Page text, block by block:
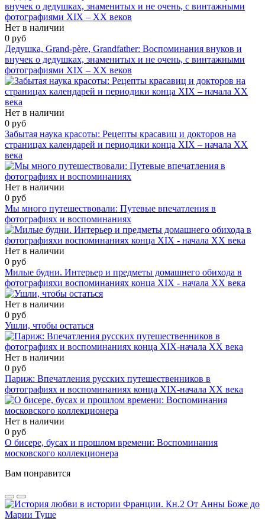
Нет в наличии
0 руб
Дедушка, Grand-père, Grandfather: Воспоминания внуков и
внучек о дедушках, знаменитых и не очень, с винтажными
фотографиями XIX – XX веков
Нет в наличии
0 руб
Забытая наука красоты: Рецепты красавиц и докторов на
страницах календарей и периодики конца XIX – начала ХХ
века
Нет в наличии
0 руб
Мы много путешествовали: Путевые впечатления в
фотографиях и воспоминаниях
Нет в наличии
0 руб
Милые будни. Интерьер и предметы домашнего обихода в
фотографияхи воспоминаниях конца XIX - начала XX века
Нет в наличии
0 руб
Ушли, чтобы остаться
Нет в наличии
0 руб
Париж: Впечатления русских путешественников в
фотографиях и воспоминаниях конца XIX-начала ХХ века
Нет в наличии
0 руб
О бисере, бусах и прошлом времени: Воспоминания
московского коллекционера
Вам понравится